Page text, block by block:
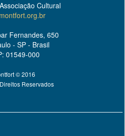
Cultural
Fernandes, 650
- SP - Brasil
01549-000
© 2016
Reservados